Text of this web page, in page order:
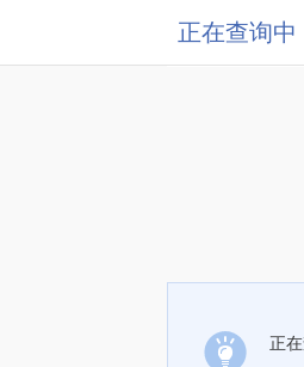
正在查询中
正